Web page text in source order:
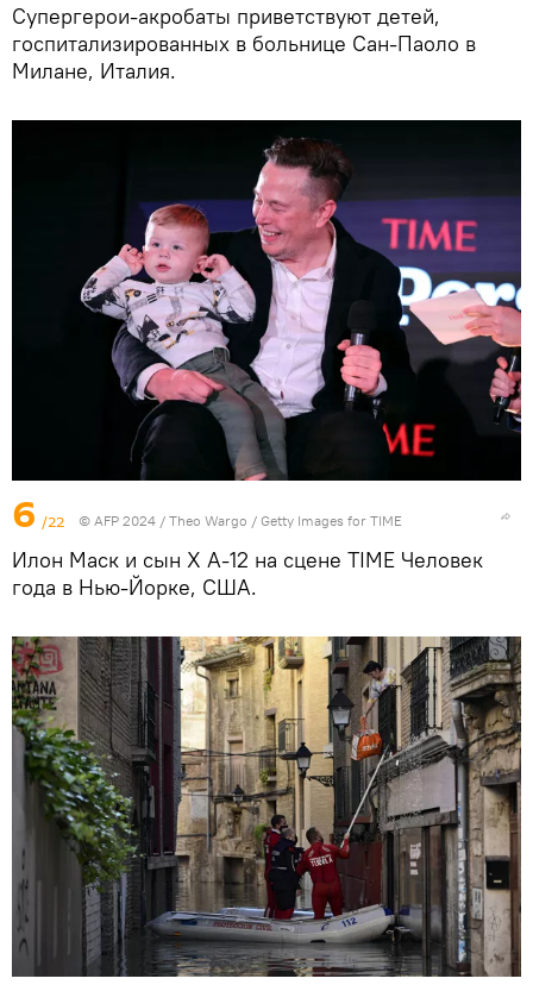
Супергерои-акробаты приветствуют детей,
госпитализированных в больнице Сан-Паоло в
Милане, Италия.
6 /22 © AFP 2024 / Theo Wargo / Getty Images for TIME
Илон Маск и сын X A-12 на сцене TIME Человек
года в Нью-Йорке, США.